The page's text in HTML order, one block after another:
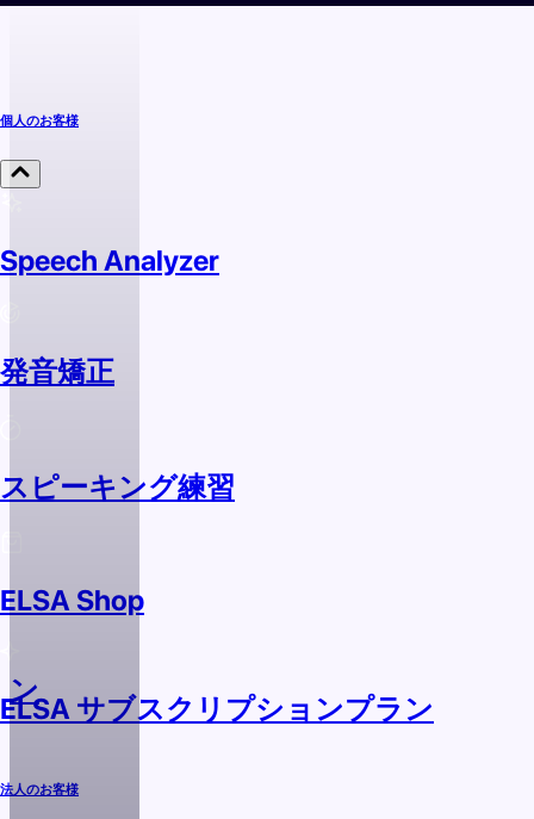
ン
個人のお客様
Speech Analyzer
発音矯正
スピーキング練習
ELSA Shop
ELSA サブスクリプションプラン
法人のお客様